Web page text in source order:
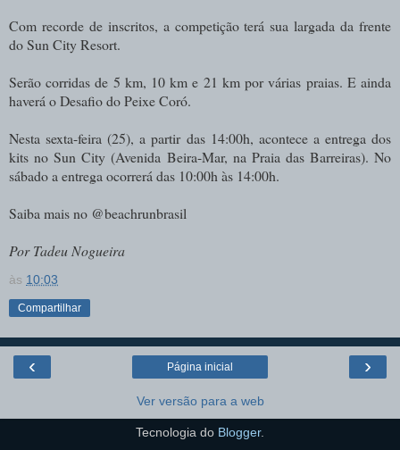
Com recorde de inscritos, a competição terá sua largada da frente
do Sun City Resort.
Serão corridas de 5 km, 10 km e 21 km por várias praias. E ainda
haverá o Desafio do Peixe Coró.
Nesta sexta-feira (25), a partir das 14:00h, acontece a entrega dos
kits no Sun City (Avenida Beira-Mar, na Praia das Barreiras). No
sábado a entrega ocorrerá das 10:00h às 14:00h.
Saiba mais no @beachrunbrasil
Por Tadeu Nogueira
às 10:03
Compartilhar
‹ ›
Página inicial
Ver versão para a web
Tecnologia do Blogger.